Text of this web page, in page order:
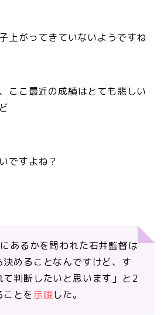
上がってきていないようですね
ここ最近の成績はとても悲しい
ですよね？
あるかを問われた石井監督は
決めることなんですけど、す
て判断したいと思います」と2
とを 示唆した。